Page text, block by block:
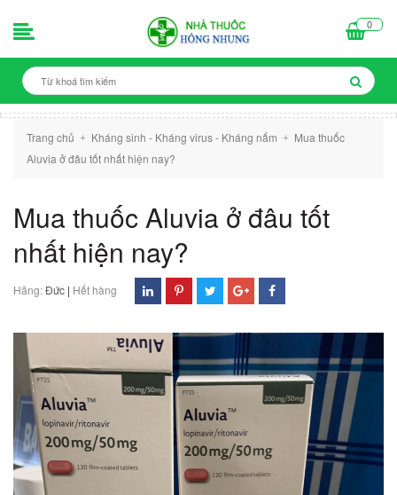
0
Trang chủ + Kháng sinh - Kháng virus - Kháng nấm +
Mua thuốc
Aluvia ở đâu tốt nhất hiện nay?
Mua thuốc Aluvia ở đâu tốt
nhất hiện nay?
Hãng:Đức | Hết hàng